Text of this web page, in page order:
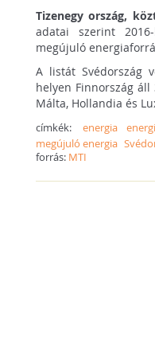
Tizenegy ország,
adatai szerint
megújuló
A listát Svédország
helyen Finnország áll
Málta, Hollandia és
címkék: energia
megújuló energia
forrás: MTI